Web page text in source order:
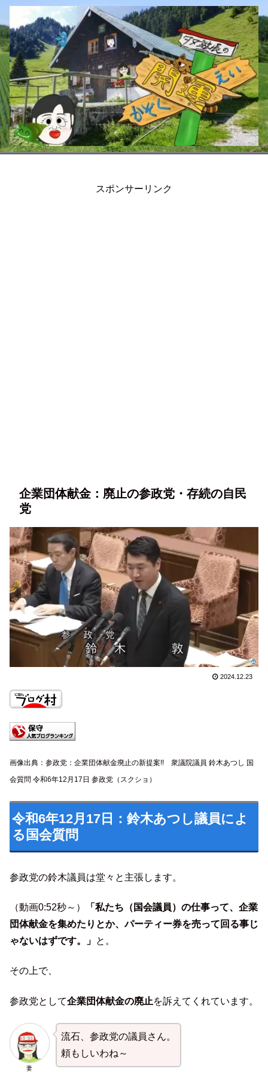
スポンサーリンク
企業団体献金：廃止の参政党・存続の自民
党
2024.12.23
画像出典：参政党：企業団体献金廃止の新提案!! 衆議院議員 鈴木あつし 国
会質問 令和6年12月17日 参政党（スクショ）
令和6年12月17日：鈴木あつし議員によ
る国会質問
参政党の鈴木議員は堂々と主張します。
（動画0:52秒～）
「私たち（国会議員）の仕事って、企業
団体献金を集めたりとか、パーティー券を売って回る事じ
ゃないはずです。」 と。
その上で、
参政党として企業団体献金の廃止を訴えてくれています。
妻
流石、参政党の議員さん。
頼もしいわね～